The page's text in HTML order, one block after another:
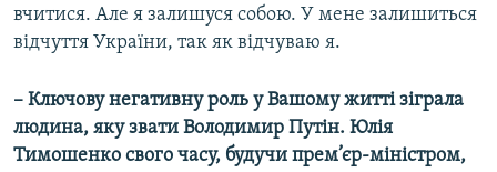
вчитися. Але я залишуся собою. У мене залишиться
відчуття України, так як відчуваю я.
– Ключову негативну роль у Вашому житті зіграла
людина, яку звати Володимир Путін. Юлія
Тимошенко свого часу, будучи прем’єр-міністром,